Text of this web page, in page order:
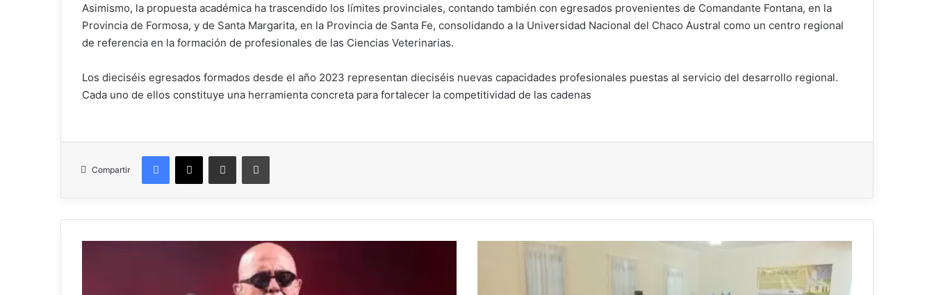
Asimismo, la propuesta académica ha trascendido los límites provinciales, contando también con egresados provenientes de Comandante Fontana, en la
Provincia de Formosa, y de Santa Margarita, en la Provincia de Santa Fe, consolidando a la Universidad Nacional del Chaco Austral como un centro regional
de referencia en la formación de profesionales de las Ciencias Veterinarias.
Los dieciséis egresados formados desde el año 2023 representan dieciséis nuevas capacidades profesionales puestas al servicio del desarrollo regional.
Cada uno de ellos constituye una herramienta concreta para fortalecer la competitividad de las cadenas
Compartir
Facebook
X Compartir por correo electrónicoImprimir